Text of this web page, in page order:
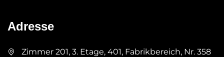
Adresse
Zimmer 201, 3. Etage, 401, Fabrikbereich, Nr. 358